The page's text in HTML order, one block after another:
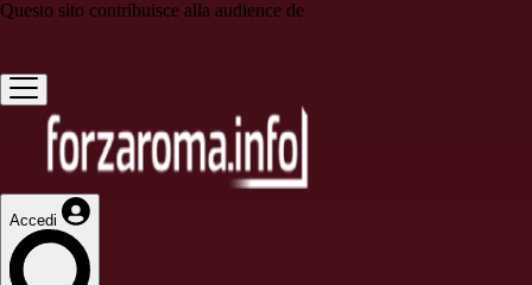
Questo sito contribuisce alla audience de
Accedi